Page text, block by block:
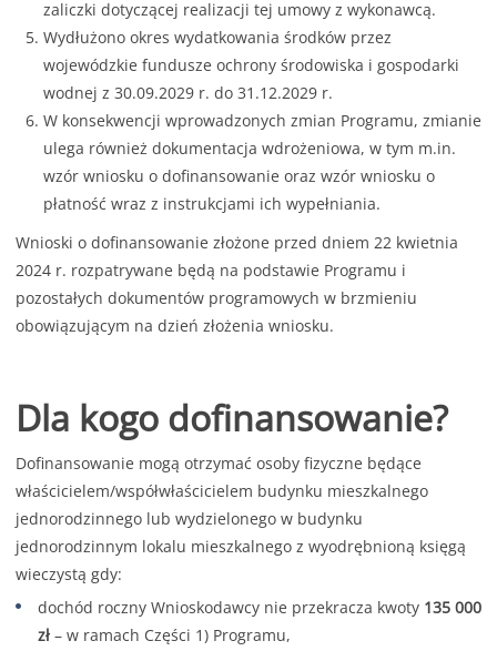
zaliczki dotyczącej realizacji tej umowy z wykonawcą.
Wydłużono okres wydatkowania środków przez
wojewódzkie fundusze ochrony środowiska i gospodarki
wodnej z 30.09.2029 r. do 31.12.2029 r.
W konsekwencji wprowadzonych zmian Programu, zmianie
ulega również dokumentacja wdrożeniowa, w tym m.in.
wzór wniosku o dofinansowanie oraz wzór wniosku o
płatność wraz z instrukcjami ich wypełniania.
Wnioski o dofinansowanie złożone przed dniem 22 kwietnia
2024 r. rozpatrywane będą na podstawie Programu i
pozostałych dokumentów programowych w brzmieniu
obowiązującym na dzień złożenia wniosku.
Dla kogo dofinansowanie?
Dofinansowanie mogą otrzymać osoby fizyczne będące
właścicielem/współwłaścicielem budynku mieszkalnego
jednorodzinnego lub wydzielonego w budynku
jednorodzinnym lokalu mieszkalnego z wyodrębnioną księgą
wieczystą gdy:
dochód roczny Wnioskodawcy nie przekracza kwoty 135 000
zł– w ramach Części 1) Programu,